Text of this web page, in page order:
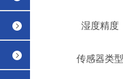
湿度精度
传感器类型